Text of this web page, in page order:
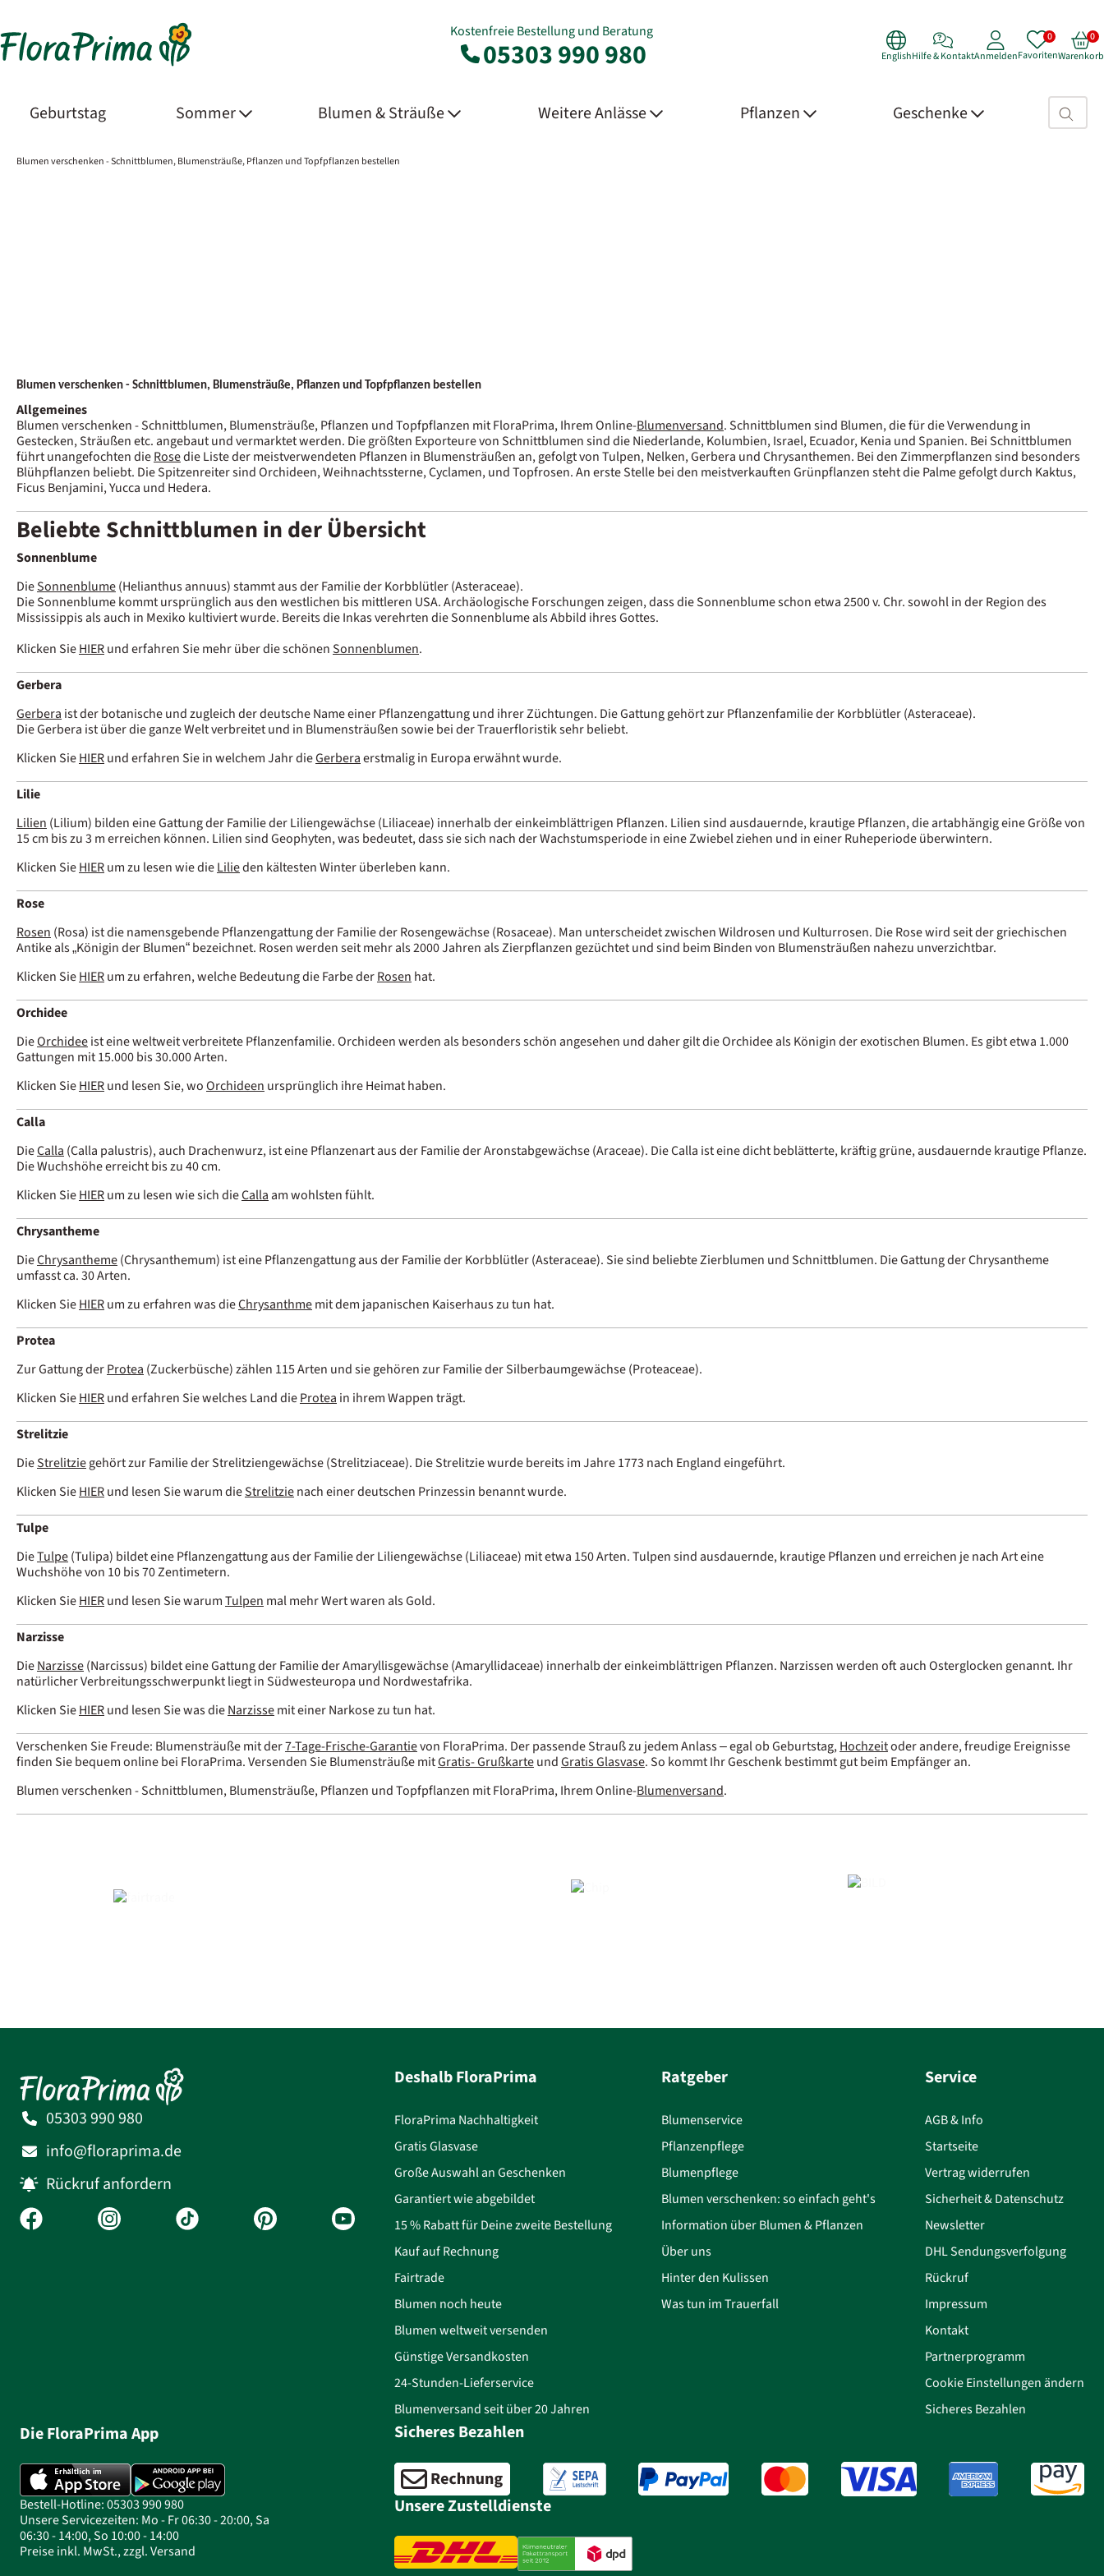
Kostenfreie Bestellung und Beratung
05303 990 980 EnglishHilfe & KontaktAnmeldenFavoritenWarenkorb
Geburtstag Sommer Blumen & Sträuße Weitere Anlässe Pflanzen Geschenke Suchfeld>
Blumen verschenken - Schnittblumen, Blumensträuße, Pflanzen und Topfpflanzen bestellen
Blumen verschenken - Schnittblumen, Blumensträuße, Pflanzen und Topfpflanzen bestellen
Allgemeines
Blumen verschenken - Schnittblumen, Blumensträuße, Pflanzen und Topfpflanzen mit FloraPrima, Ihrem Online-Blumenversand. Schnittblumen sind Blumen, die für die Verwendung in
Gestecken, Sträußen etc. angebaut und vermarktet werden. Die größten Exporteure von Schnittblumen sind die Niederlande, Kolumbien, Israel, Ecuador, Kenia und Spanien. Bei Schnittblumen
führt unangefochten dieRosedie Liste der meistverwendeten Pflanzen in Blumensträußen an, gefolgt von Tulpen, Nelken, Gerbera und Chrysanthemen. Bei den Zimmerpflanzen sind besonders
Blühpflanzen beliebt. Die Spitzenreiter sind Orchideen, Weihnachtssterne, Cyclamen, und Topfrosen. An erste Stelle bei den meistverkauften Grünpflanzen steht die Palme gefolgt durch Kaktus,
Ficus Benjamini, Yucca und Hedera.
Beliebte Schnittblumen in der Übersicht
Sonnenblume
DieSonnenblume(Helianthus annuus) stammt aus der Familie der Korbblütler (Asteraceae).
Die Sonnenblume kommt ursprünglich aus den westlichen bis mittleren USA. Archäologische Forschungen zeigen, dass die Sonnenblume schon etwa 2500 v. Chr. sowohl in der Region des
Mississippis als auch in Mexiko kultiviert wurde. Bereits die Inkas verehrten die Sonnenblume als Abbild ihres Gottes.
Klicken SieHIERund erfahren Sie mehr über die schönen Sonnenblumen.
Gerbera
Gerbera ist der botanische und zugleich der deutsche Name einer Pflanzengattung und ihrer Züchtungen. Die Gattung gehört zur Pflanzenfamilie der Korbblütler (Asteraceae).
Die Gerbera ist über die ganze Welt verbreitet und in Blumensträußen sowie bei der Trauerfloristik sehr beliebt.
Klicken SieHIERund erfahren Sie in welchem Jahr dieGerberaerstmalig in Europa erwähnt wurde.
Lilie
Lilien (Lilium) bilden eine Gattung der Familie der Liliengewächse (Liliaceae) innerhalb der einkeimblättrigen Pflanzen. Lilien sind ausdauernde, krautige Pflanzen, die artabhängig eine Größe von
15 cm bis zu 3 m erreichen können. Lilien sind Geophyten, was bedeutet, dass sie sich nach der Wachstumsperiode in eine Zwiebel ziehen und in einer Ruheperiode überwintern.
Klicken SieHIERum zu lesen wie dieLilieden kältesten Winter überleben kann.
Rose
Rosen (Rosa) ist die namensgebende Pflanzengattung der Familie der Rosengewächse (Rosaceae). Man unterscheidet zwischen Wildrosen und Kulturrosen. Die Rose wird seit der griechischen
Antike als „Königin der Blumen“ bezeichnet. Rosen werden seit mehr als 2000 Jahren als Zierpflanzen gezüchtet und sind beim Binden von Blumensträußen nahezu unverzichtbar.
Klicken SieHIERum zu erfahren, welche Bedeutung die Farbe derRosen hat.
Orchidee
DieOrchideeist eine weltweit verbreitete Pflanzenfamilie. Orchideen werden als besonders schön angesehen und daher gilt die Orchidee als Königin der exotischen Blumen. Es gibt etwa 1.000
Gattungen mit 15.000 bis 30.000 Arten.
Klicken SieHIERund lesen Sie, woOrchideen ursprünglich ihre Heimat haben.
Calla
DieCalla (Calla palustris), auch Drachenwurz, ist eine Pflanzenart aus der Familie der Aronstabgewächse (Araceae). Die Calla ist eine dicht beblätterte, kräftig grüne, ausdauernde krautige Pflanze.
Die Wuchshöhe erreicht bis zu 40 cm.
Klicken SieHIERum zu lesen wie sich dieCalla am wohlsten fühlt.
Chrysantheme
DieChrysantheme(Chrysanthemum) ist eine Pflanzengattung aus der Familie der Korbblütler (Asteraceae). Sie sind beliebte Zierblumen und Schnittblumen. Die Gattung der Chrysantheme
umfasst ca. 30 Arten.
Klicken SieHIERum zu erfahren was dieChrysanthmemit dem japanischen Kaiserhaus zu tun hat.
Protea
Zur Gattung derProtea (Zuckerbüsche) zählen 115 Arten und sie gehören zur Familie der Silberbaumgewächse (Proteaceae).
Klicken SieHIERund erfahren Sie welches Land dieProtea in ihrem Wappen trägt.
Strelitzie
DieStrelitziegehört zur Familie der Strelitziengewächse (Strelitziaceae). Die Strelitzie wurde bereits im Jahre 1773 nach England eingeführt.
Klicken SieHIERund lesen Sie warum dieStrelitzienach einer deutschen Prinzessin benannt wurde.
Tulpe
DieTulpe(Tulipa) bildet eine Pflanzengattung aus der Familie der Liliengewächse (Liliaceae) mit etwa 150 Arten. Tulpen sind ausdauernde, krautige Pflanzen und erreichen je nach Art eine
Wuchshöhe von 10 bis 70 Zentimetern.
Klicken SieHIERund lesen Sie warumTulpen mal mehr Wert waren als Gold.
Narzisse
DieNarzisse(Narcissus) bildet eine Gattung der Familie der Amaryllisgewächse (Amaryllidaceae) innerhalb der einkeimblättrigen Pflanzen. Narzissen werden oft auch Osterglocken genannt. Ihr
natürlicher Verbreitungsschwerpunkt liegt in Südwesteuropa und Nordwestafrika.
Klicken SieHIERund lesen Sie was dieNarzissemit einer Narkose zu tun hat.
Verschenken Sie Freude: Blumensträuße mit der7-Tage-Frische-Garantievon FloraPrima. Der passende Strauß zu jedem Anlass – egal ob Geburtstag, Hochzeitoder andere, freudige Ereignisse
finden Sie bequem online bei FloraPrima. Versenden Sie Blumensträuße mitGratis- GrußkarteundGratis Glasvase. So kommt Ihr Geschenk bestimmt gut beim Empfänger an.
Blumen verschenken - Schnittblumen, Blumensträuße, Pflanzen und Topfpflanzen mit FloraPrima, Ihrem Online-Blumenversand.
05303 990 980
info@floraprima.de
Rückruf anfordern
Die FloraPrima App
Bestell-Hotline: 05303 990 980
Unsere Servicezeiten: Mo - Fr 06:30 - 20:00, Sa
06:30 - 14:00, So 10:00 - 14:00
Preise inkl. MwSt., zzgl. Versand
Deshalb FloraPrima
FloraPrima Nachhaltigkeit
Gratis Glasvase
Große Auswahl an Geschenken
Garantiert wie abgebildet
15 % Rabatt für Deine zweite Bestellung
Kauf auf Rechnung
Fairtrade
Blumen noch heute
Blumen weltweit versenden
Günstige Versandkosten
24-Stunden-Lieferservice
Blumenversand seit über 20 Jahren
Ratgeber
Blumenservice
Pflanzenpflege
Blumenpflege
Blumen verschenken: so einfach geht's
Information über Blumen & Pflanzen
Über uns
Hinter den Kulissen
Was tun im Trauerfall
Service
AGB & Info
Startseite
Vertrag widerrufen
Sicherheit & Datenschutz
Newsletter
DHL Sendungsverfolgung
Rückruf
Impressum
Kontakt
Partnerprogramm
Cookie Einstellungen ändern
Sicheres Bezahlen
Sicheres Bezahlen
Unsere Zustelldienste